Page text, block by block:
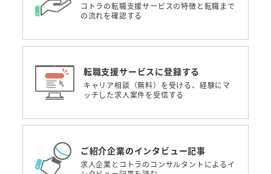
コトラの転職支援サービスの特徴と転職まで
の流れを確認する
転職支援サービスに登録する
キャリア相談（無料）を受ける、経験にマ
ッチした求人案件を受信する
ご紹介企業のインタビュー記事
求人企業とコトラのコンサルタントによるイ